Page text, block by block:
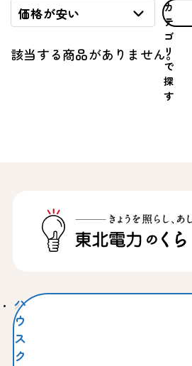
価格が安い
カ
テ
ゴ
リ
で
探
す
該当する商品がありません。
ハ
ウ
ス
ク